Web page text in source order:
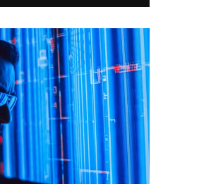
melder udsolgt,
intelligens
til et nyt niveau